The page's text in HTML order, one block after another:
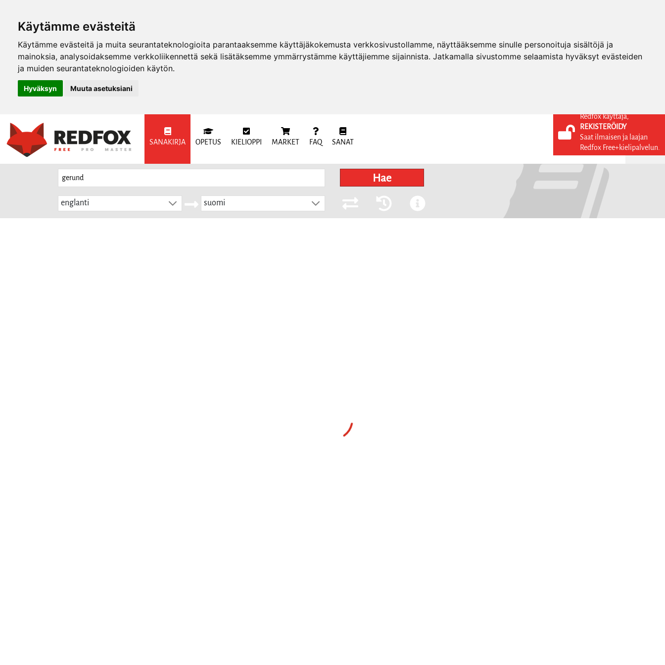
Käytämme evästeitä
Käytämme evästeitä ja muita seurantateknologioita parantaaksemme käyttäjäkokemusta verkkosivustollamme, näyttääksemme sinulle personoituja sisältöjä ja
mainoksia, analysoidaksemme verkkoliikennettä sekä lisätäksemme ymmärrystämme käyttäjiemme sijainnista. Jatkamalla sivustomme selaamista hyväksyt evästeiden
ja muiden seurantateknologioiden käytön.
Hyväksyn Muuta asetuksiani
SANAKIRJA OPETUS KIELIOPPI MARKET FAQ SANAT
KIRJAUDU SISÄÄN
REKISTERÖIDY
Hae
englanti suomi
Redfox käyttäjä,
REKISTERÖIDY
Saat ilmaisen ja laajan
Redfox Free+kielipalvelun.